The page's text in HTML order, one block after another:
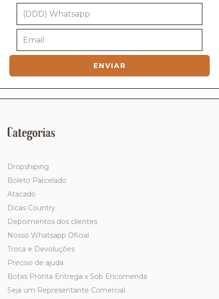
Categorías
Dropshiping
Boleto Parcelado
Atacado
Dicas Country
Depoimentos dos clientes
Nosso Whatsapp Oficial
Troca e Devoluções
Preciso de ajuda
Botas Pronta Entrega x Sob Encomenda
Seja um Representante Comercial